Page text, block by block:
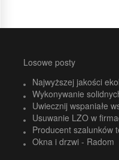
Losowe posty
Najwyższej jakości
Wykonywanie
Uwiecznij wspaniałe
Usuwanie LZO w
Producent szalunków
Okna i drzwi - Radom